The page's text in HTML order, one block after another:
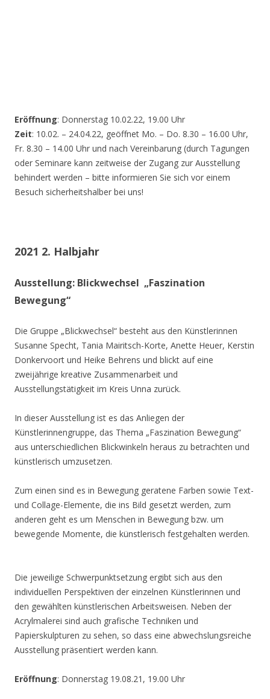
Eröffnung: Donnerstag 10.02.22, 19.00 Uhr
Zeit: 10.02. – 24.04.22, geöffnet Mo. – Do. 8.30 – 16.00 Uhr,
Fr. 8.30 – 14.00 Uhr und nach Vereinbarung (durch Tagungen
oder Seminare kann zeitweise der Zugang zur Ausstellung
behindert werden – bitte informieren Sie sich vor einem
Besuch sicherheitshalber bei uns!
2021 2. Halbjahr
Ausstellung: Blickwechsel „Faszination
Bewegung“
Die Gruppe „Blickwechsel“ besteht aus den Künstlerinnen
Susanne Specht, Tania Mairitsch-Korte, Anette Heuer, Kerstin
Donkervoort und Heike Behrens und blickt auf eine
zweijährige kreative Zusammenarbeit und
Ausstellungstätigkeit im Kreis Unna zurück.
In dieser Ausstellung ist es das Anliegen der
Künstlerinnengruppe, das Thema „Faszination Bewegung“
aus unterschiedlichen Blickwinkeln heraus zu betrachten und
künstlerisch umzusetzen.
Zum einen sind es in Bewegung geratene Farben sowie Text-
und Collage-Elemente, die ins Bild gesetzt werden, zum
anderen geht es um Menschen in Bewegung bzw. um
bewegende Momente, die künstlerisch festgehalten werden.
Die jeweilige Schwerpunktsetzung ergibt sich aus den
individuellen Perspektiven der einzelnen Künstlerinnen und
den gewählten künstlerischen Arbeitsweisen. Neben der
Acrylmalerei sind auch grafische Techniken und
Papierskulpturen zu sehen, so dass eine abwechslungsreiche
Ausstellung präsentiert werden kann.
Eröffnung: Donnerstag 19.08.21, 19.00 Uhr